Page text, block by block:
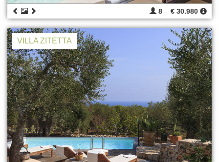
8 € 30.980
VILLA ZITETTA